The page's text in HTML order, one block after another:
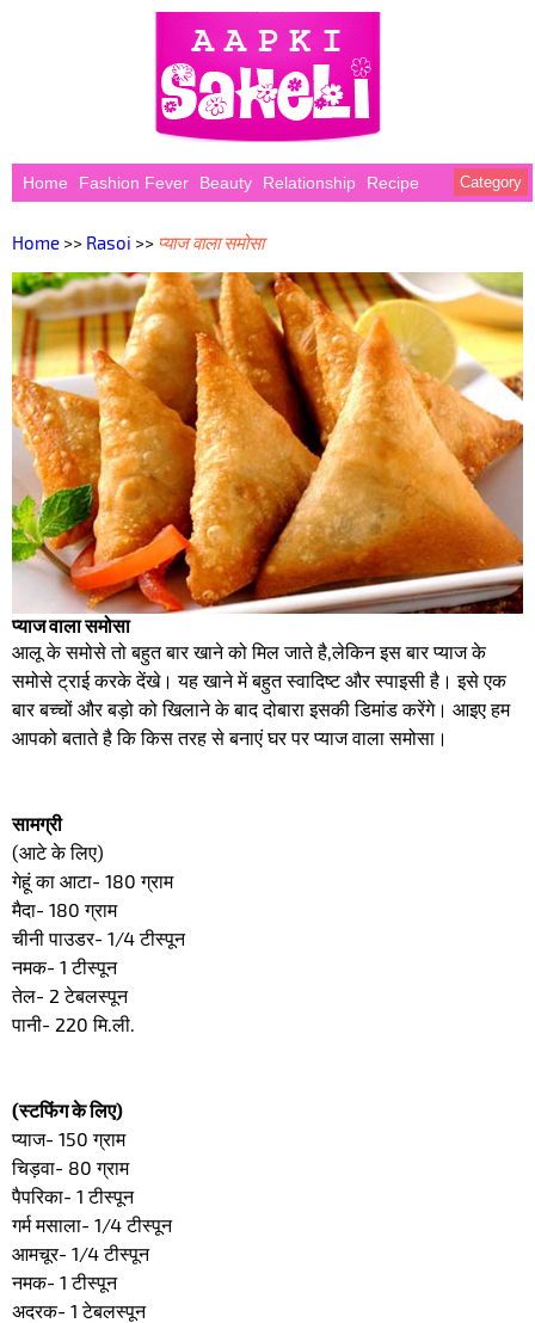
Home Fashion Fever Beauty Relationship Recipe Category
Home >> Rasoi >> प्याज वाला समोसा
प्याज वाला समोसा
आलू के समोसे तो बहुत बार खाने को मिल जाते है,लेकिन इस बार प्याज के
समोसे ट्राई करके देंखे। यह खाने में बहुत स्वादिष्ट और स्पाइसी है। इसे एक
बार बच्चों और बड़ो को खिलाने के बाद दोबारा इसकी डिमांड करेंगे। आइए हम
आपको बताते है कि किस तरह से बनाएं घर पर प्याज वाला समोसा।
सामग्री
(आटे के लिए)
गेहूं का आटा- 180 ग्राम
मैदा- 180 ग्राम
चीनी पाउडर- 1/4 टीस्पून
नमक- 1 टीस्पून
तेल- 2 टेबलस्पून
पानी- 220 मि.ली.
(स्टफिंग के लिए)
प्याज- 150 ग्राम
चिड़वा- 80 ग्राम
पैपरिका- 1 टीस्पून
गर्म मसाला- 1/4 टीस्पून
आमचूर- 1/4 टीस्पून
नमक- 1 टीस्पून
अदरक- 1 टेबलस्पून